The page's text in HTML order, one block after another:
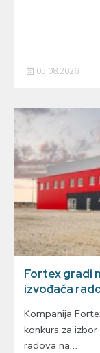
05.08.2026
Fortex gradi
izvođača
Kompanija
konkurs za
radova na…